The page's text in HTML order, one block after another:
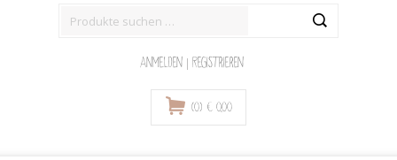
Anmelden | Registrieren
(0) € 0,00